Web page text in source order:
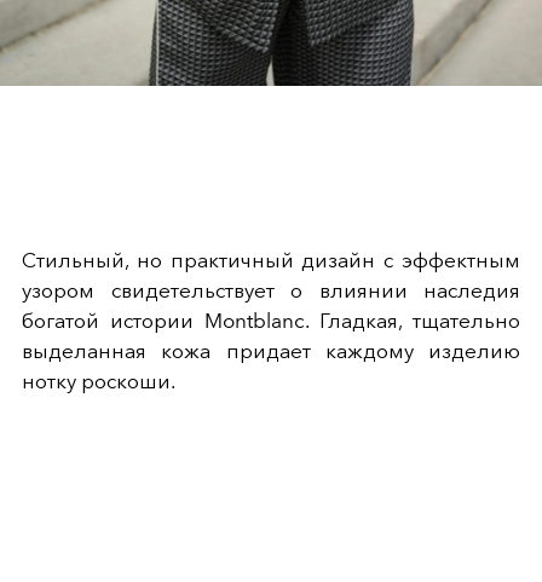
Стильный, но практичный дизайн с эффектным
узором свидетельствует о влиянии наследия
богатой истории Montblanc. Гладкая, тщательно
выделанная кожа придает каждому изделию
нотку роскоши.